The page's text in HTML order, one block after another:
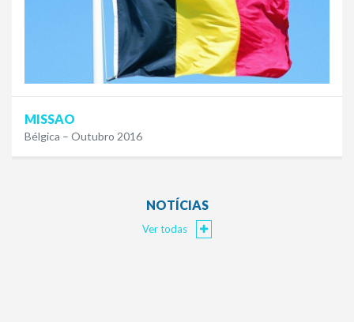
MISSAO
Bélgica – Outubro 2016
NOTÍCIAS
Ver todas